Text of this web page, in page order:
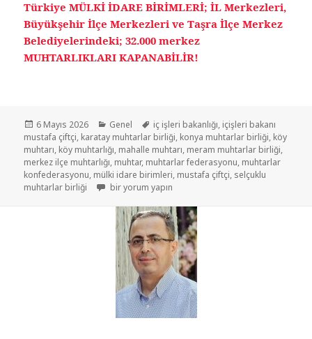
Türkiye MÜLKİ İDARE BİRİMLERİ; İL Merkezleri,
Büyükşehir İlçe Merkezleri ve Taşra İlçe Merkez
Belediyelerindeki; 32.000 merkez
MUHTARLIKLARI KAPANABİLİR!
6 Mayıs 2026 Genel iç işleri bakanlığı, içişleri bakanı
mustafa çiftçi, karatay muhtarlar birliği, konya muhtarlar birliği, köy
muhtarı, köy muhtarlığı, mahalle muhtarı, meram muhtarlar birliği,
merkez ilçe muhtarlığı, muhtar, muhtarlar federasyonu, muhtarlar
konfederasyonu, mülki idare birimleri, mustafa çiftçi, selçuklu
muhtarlar birliği
bir yorum yapın